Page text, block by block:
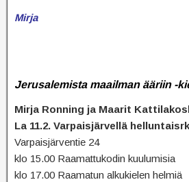
Mirja
Jerusalemista maailman ääriin -
Mirja Ronning ja Maarit
La 11.2. Varpaisjärvellä
Varpaisjärventie 24
klo 15.00 Raamattukodin kuulumisia
klo 17.00 Raamatun alkukielen helmiä